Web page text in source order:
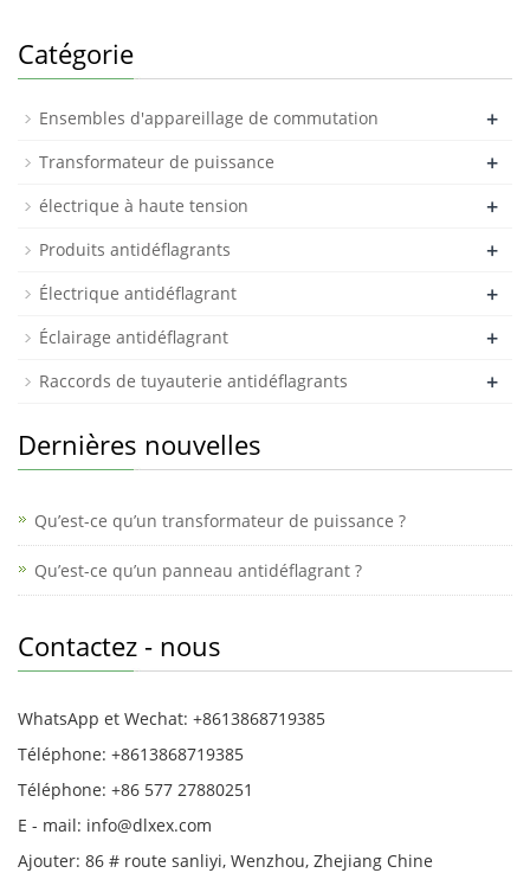
Catégorie
Ensembles d'appareillage de commutation +
Transformateur de puissance +
électrique à haute tension +
Produits antidéflagrants +
Électrique antidéflagrant +
Éclairage antidéflagrant +
Raccords de tuyauterie antidéflagrants +
Dernières nouvelles
Qu’est-ce qu’un transformateur de puissance ?
Qu’est-ce qu’un panneau antidéflagrant ?
Contactez - nous
WhatsApp et Wechat: +8613868719385
Téléphone: +8613868719385
Téléphone: +86 577 27880251
E - mail: info@dlxex.com
Ajouter: 86 # route sanliyi, Wenzhou, Zhejiang Chine